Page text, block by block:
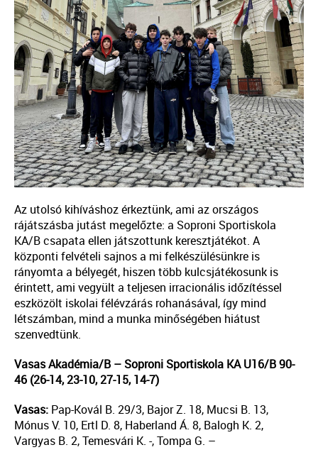
Az utolsó kihíváshoz érkeztünk, ami az országos
rájátszásba jutást megelőzte: a Soproni Sportiskola
KA/B csapata ellen játszottunk keresztjátékot. A
központi felvételi sajnos a mi felkészülésünkre is
rányomta a bélyegét, hiszen több kulcsjátékosunk is
érintett, ami vegyült a teljesen irracionális időzítéssel
eszközölt iskolai félévzárás rohanásával, így mind
létszámban, mind a munka minőségében hiátust
szenvedtünk.
Vasas Akadémia/B – Soproni Sportiskola KA U16/B 90-
46 (26-14, 23-10, 27-15, 14-7)
Vasas: Pap-Kovál B. 29/3, Bajor Z. 18, Mucsi B. 13,
Mónus V. 10, Ertl D. 8, Haberland Á. 8, Balogh K. 2,
Vargyas B. 2, Temesvári K. -, Tompa G. –